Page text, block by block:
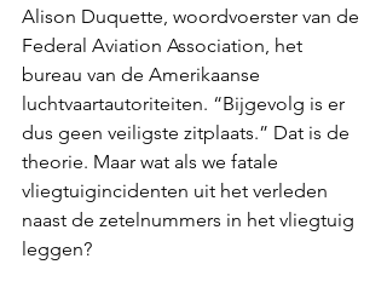
Alison Duquette, woordvoerster van de
Federal Aviation Association, het
bureau van de Amerikaanse
luchtvaartautoriteiten. “Bijgevolg is er
dus geen veiligste zitplaats.” Dat is de
theorie. Maar wat als we fatale
vliegtuigincidenten uit het verleden
naast de zetelnummers in het vliegtuig
leggen?